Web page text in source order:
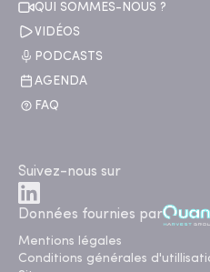
QUI SOMMES-NOUS ?
VIDÉOS
PODCASTS
AGENDA
FAQ
Suivez-nous sur
Données fournies par
Mentions légales
Conditions générales